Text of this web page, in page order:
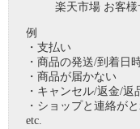
楽天市場 お客様
例
・支払い
・商品の発送/到着日
・商品が届かない
・キャンセル/返金/返
・ショップと連絡が
etc.